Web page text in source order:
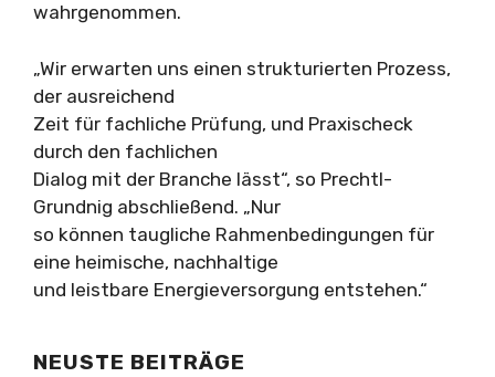
wahrgenommen.
„Wir erwarten uns einen strukturierten Prozess,
der ausreichend
Zeit für fachliche Prüfung, und Praxischeck
durch den fachlichen
Dialog mit der Branche lässt“, so Prechtl-
Grundnig abschließend. „Nur
so können taugliche Rahmenbedingungen für
eine heimische, nachhaltige
und leistbare Energieversorgung entstehen.“
NEUSTE BEITRÄGE